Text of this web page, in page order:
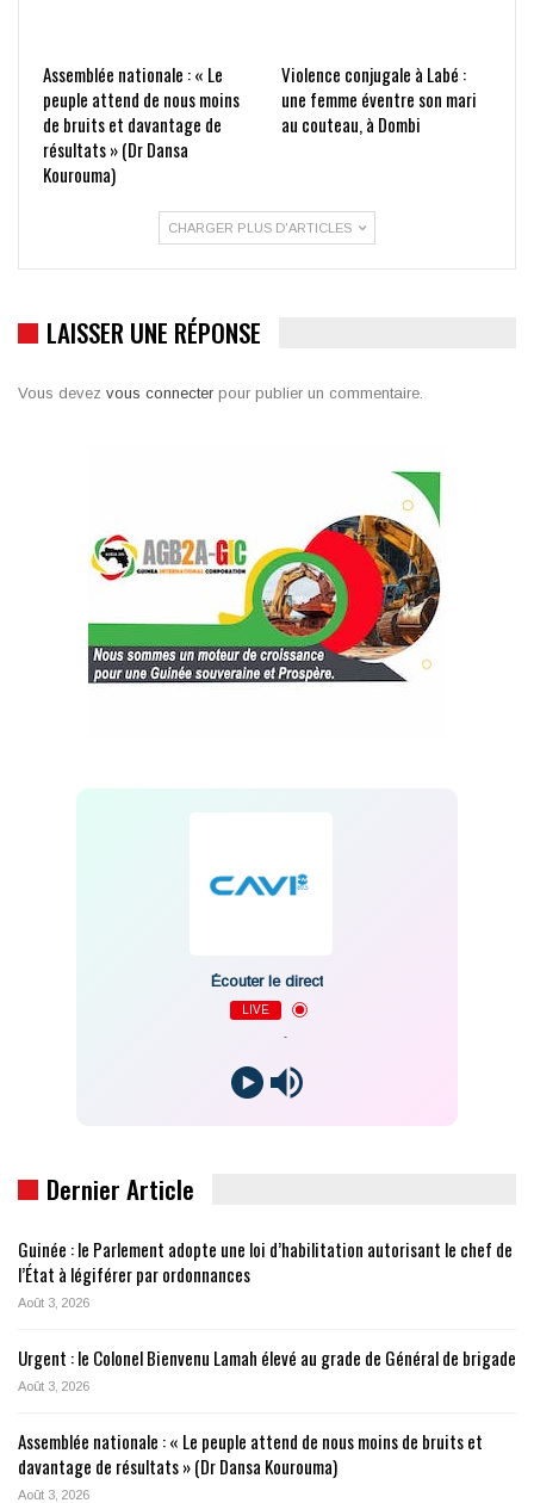
Assemblée nationale : « Le
peuple attend de nous moins
de bruits et davantage de
résultats » (Dr Dansa
Kourouma)
Violence conjugale à Labé :
une femme éventre son mari
au couteau, à Dombi
CHARGER PLUS D'ARTICLES
LAISSER UNE RÉPONSE
Vous devez vous connecter pour publier un commentaire.
Écouter le direct
LIVE
Dernier Article
Guinée : le Parlement adopte une loi d’habilitation autorisant le chef de
l’État à légiférer par ordonnances
Août 3, 2026
Urgent : le Colonel Bienvenu Lamah élevé au grade de Général de brigade
Août 3, 2026
Assemblée nationale : « Le peuple attend de nous moins de bruits et
davantage de résultats » (Dr Dansa Kourouma)
Août 3, 2026